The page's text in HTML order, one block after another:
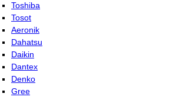
Toshiba
Tosot
Aeronik
Dahatsu
Daikin
Dantex
Denko
Gree